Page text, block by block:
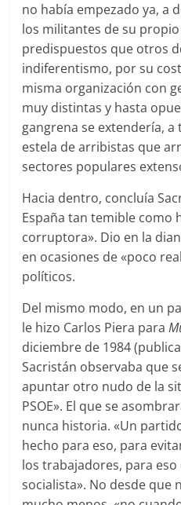
no había empezado ya, a
los militantes de su
predispuestos que otros
indiferentismo, por su
misma organización con
muy distintas y hasta
gangrena se extendería,
estela de arribistas que
sectores populares
Hacia dentro, concluía
España tan temible como
corruptora». Dio en la
en ocasiones de «poco
políticos.
Del mismo modo, en un
le hizo Carlos Piera para
diciembre de 1984
Sacristán observaba que
apuntar otro nudo de la
PSOE». El que se
nunca historia. «Un
hecho para eso, para
los trabajadores, para
socialista». No desde que